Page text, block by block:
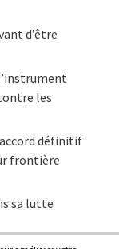
d’être
les
définitif
frontière
sa lutte